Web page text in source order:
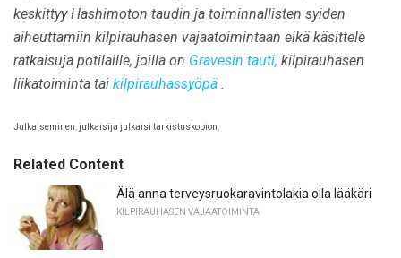
keskittyy Hashimoton taudin ja toiminnallisten syiden
aiheuttamiin kilpirauhasen vajaatoimintaan eikä käsittele
ratkaisuja potilaille, joilla on Gravesin tauti, kilpirauhasen
liikatoiminta tai kilpirauhassyöpä .
Julkaiseminen: julkaisija julkaisi tarkistuskopion.
Related Content
Älä anna terveysruokaravintolakia olla lääkäri
KILPIRAUHASEN VAJAATOIMINTA